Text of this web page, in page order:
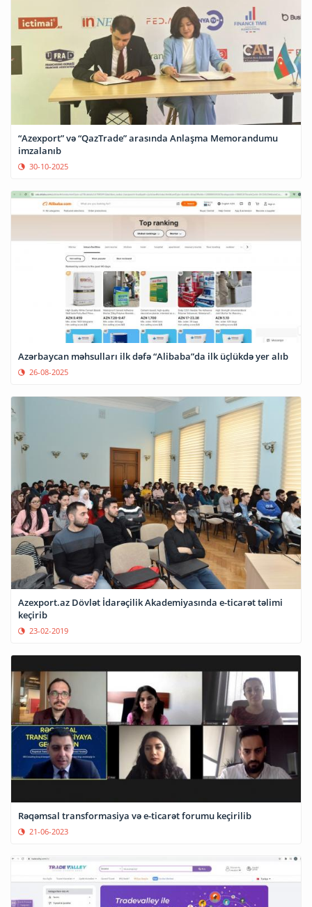
“Azexport” və “QazTrade” arasında Anlaşma Memorandumu
imzalanıb
30-10-2025
Azərbaycan məhsulları ilk dəfə “Alibaba”da ilk üçlükdə yer alıb
26-08-2025
Azexport.az Dövlət İdarəçilik Akademiyasında e-ticarət təlimi
keçirib
23-02-2019
Rəqəmsal transformasiya və e-ticarət forumu keçirilib
21-06-2023